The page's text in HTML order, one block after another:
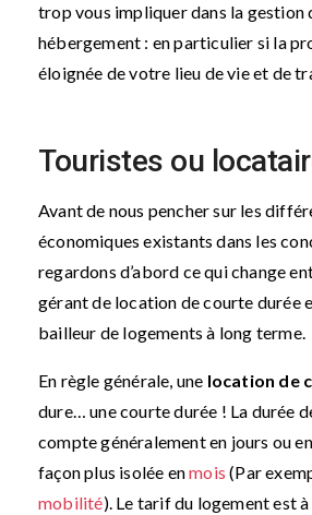
trop vous impliquer dans la gestion
hébergement : en particulier si la
éloignée de votre lieu de vie et de
Touristes ou
Avant de nous pencher sur les
économiques existants dans les
regardons d’abord ce qui change
gérant de location de courte durée
bailleur de logements à long terme.
En règle générale, une location de
dure… une courte durée ! La durée
compte généralement en jours ou
façon plus isolée enmois (Par
mobilité). Le tarif du logement est